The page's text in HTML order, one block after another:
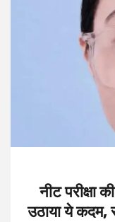
नीट परीक्षा
उठाया ये कदम,